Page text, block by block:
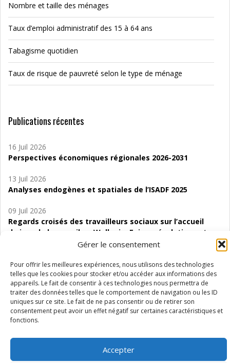
Gérer le consentement
Pour offrir les meilleures expériences, nous utilisons des technologies
telles que les cookies pour stocker et/ou accéder aux informations des
appareils. Le fait de consentir à ces technologies nous permettra de
traiter des données telles que le comportement de navigation ou les ID
uniques sur ce site. Le fait de ne pas consentir ou de retirer son
consentement peut avoir un effet négatif sur certaines caractéristiques et
fonctions.
Accepter
Nombre et taille des ménages
Taux d’emploi administratif des 15 à 64 ans
Tabagisme quotidien
Taux de risque de pauvreté selon le type de ménage
Publications récentes
16 Juil 2026
Perspectives économiques régionales 2026-2031
13 Juil 2026
Analyses endogènes et spatiales de l’ISADF 2025
09 Juil 2026
Regards croisés des travailleurs sociaux sur l’accueil
de jour de bas seuil en Wallonie. Enjeux, évolutions et
06 Juil 2026
Étude d’évaluabilité des Structures
d’accompagnement à l’autocréation d’emploi (SAACE)
01 Juil 2026
Pénurie du personnel infirmier :quels indicateurs
Wallonie ?